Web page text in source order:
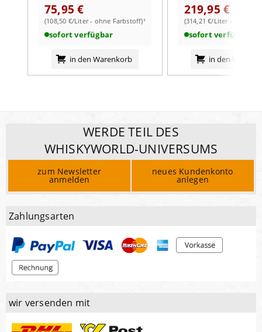
75,95 €
(108,50 €/Liter - ohne Farbstoff)¹
sofort verfügbar
in den Warenkorb
219,95 €
(314,21 €/Liter - ohne
sofort verfügbar
in den
WERDE TEIL DES
WHISKYWORLD-UNIVERSUMS
zum Newsletter
anmelden
neues Kundenkonto
anlegen
Zahlungsarten
wir versenden mit